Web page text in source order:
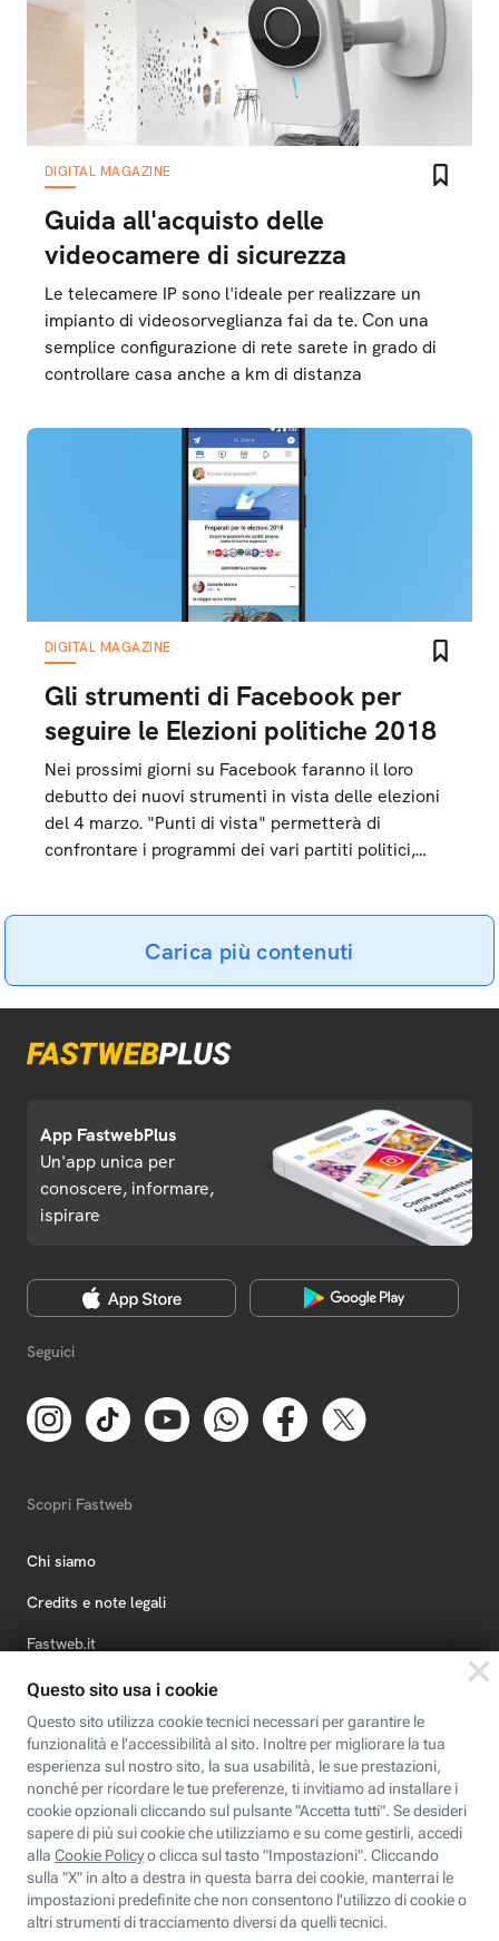
DIGITAL MAGAZINE
Guida all'acquisto delle
videocamere di sicurezza
Le telecamere IP sono l'ideale per realizzare un
impianto di videosorveglianza fai da te. Con una
semplice configurazione di rete sarete in grado di
controllare casa anche a km di distanza
DIGITAL MAGAZINE
Gli strumenti di Facebook per
seguire le Elezioni politiche 2018
Nei prossimi giorni su Facebook faranno il loro
debutto dei nuovi strumenti in vista delle elezioni
del 4 marzo. "Punti di vista" permetterà di
confrontare i programmi dei vari partiti politici,
Carica più contenuti
App FastwebPlus
Un'app unica per
conoscere, informare,
ispirare
Seguici
Scopri Fastweb
Chi siamo
Credits e note legali
Fastweb.it
Formazione
Fastweb Digital Academy
STEP FuturAbility District
Insieme, siamo futuro